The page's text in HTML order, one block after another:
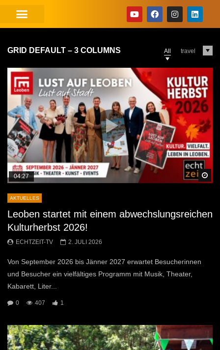
GRID DEFAULT – 3 COLUMNS All travel
04:27
AKTUELLES
Leoben startet mit einem abwechslungsreichen
Kulturherbst 2026!
ECHTZEIT-TV 2. JULI 2026
Von September 2026 bis Jänner 2027 erwartet Besucherinnen
und Besucher ein vielfältiges Programm mit Musik, Theater,
Kabarett, Liter...
0 407 1